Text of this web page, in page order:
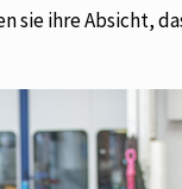
ihre Absicht,